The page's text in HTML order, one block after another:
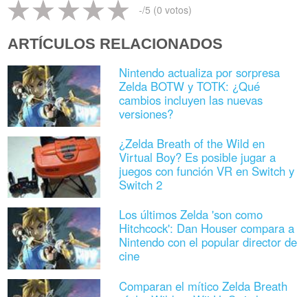
-/5 (0 votos)
ARTÍCULOS RELACIONADOS
Nintendo actualiza por sorpresa
Zelda BOTW y TOTK: ¿Qué
cambios incluyen las nuevas
versiones?
¿Zelda Breath of the Wild en
Virtual Boy? Es posible jugar a
juegos con función VR en Switch y
Switch 2
Los últimos Zelda 'son como
Hitchcock': Dan Houser compara a
Nintendo con el popular director de
cine
Comparan el mítico Zelda Breath